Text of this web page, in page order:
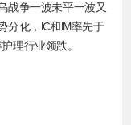
战争一波未平一波又
分化，IC和IM率先于
理行业领跌。